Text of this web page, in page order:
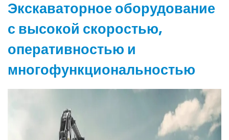
Экскаваторное оборудование
с высокой скоростью,
оперативностью и
многофункциональностью